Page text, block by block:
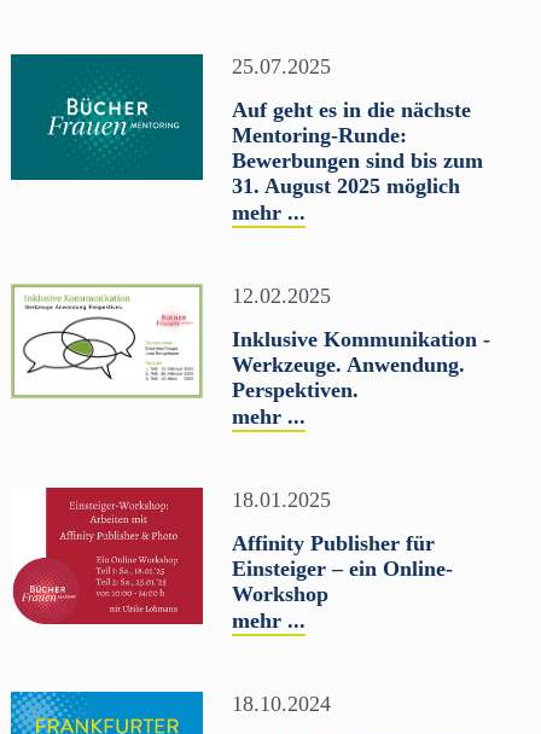
2019
THEMEN
Mentoring Literaturpreis
Jahresthema
FILTER ZURÜCKSETZEN
25.07.2025
Auf geht es in die nächste
Mentoring-Runde:
Bewerbungen sind bis zum
31. August 2025 möglich
mehr ...
12.02.2025
Inklusive Kommunikation -
Werkzeuge. Anwendung.
Perspektiven.
mehr ...
18.01.2025
Affinity Publisher für
Einsteiger – ein Online-
Workshop
mehr ...
18.10.2024